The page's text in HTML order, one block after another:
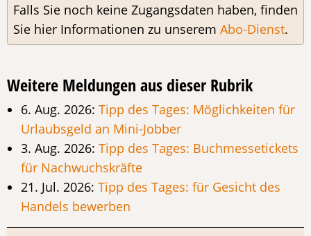
Falls Sie noch keine Zugangsdaten haben, finden
Sie hier Informationen zu unserem Abo-Dienst.
Weitere Meldungen aus dieser Rubrik
6. Aug. 2026: Tipp des Tages: Möglichkeiten für
Urlaubsgeld an Mini-Jobber
3. Aug. 2026: Tipp des Tages: Buchmessetickets
für Nachwuchskräfte
21. Jul. 2026: Tipp des Tages: für Gesicht des
Handels bewerben